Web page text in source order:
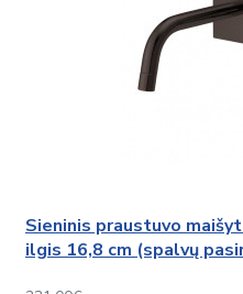
Sieninis praustuvo
ilgis 16,8 cm (spalvų